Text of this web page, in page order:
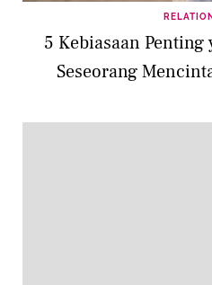
5 Kebiasaan
Seseorang